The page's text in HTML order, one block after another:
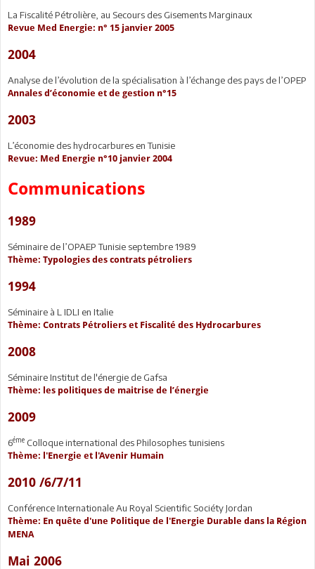
La Fiscalité Pétrolière, au Secours des Gisements Marginaux
Revue Med Energie: n° 15 janvier 2005
2004
Analyse de l’évolution de la spécialisation à l’échange des pays de l’OPEP
Annales d’économie et de gestion n°15
2003
L’économie des hydrocarbures en Tunisie
Revue: Med Energie n°10 janvier 2004
Communications
1989
Séminaire de l’OPAEP Tunisie septembre 1989
Thème: Typologies des contrats pétroliers
1994
Séminaire à L IDLI en Italie
Thème: Contrats Pétroliers et Fiscalité des Hydrocarbures
2008
Séminaire Institut de l'énergie de Gafsa
Thème: les politiques de maitrise de l’énergie
2009
6éme Colloque international des Philosophes tunisiens
Thème: l'Energie et l'Avenir Humain
2010 /6/7/11
Conférence Internationale Au Royal Scientific Sociéty Jordan
Thème: En quête d'une Politique de l'Energie Durable dans la Région
MENA
Mai 2006